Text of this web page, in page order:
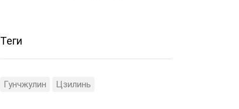
Теги
Гунчжулин Цзилинь